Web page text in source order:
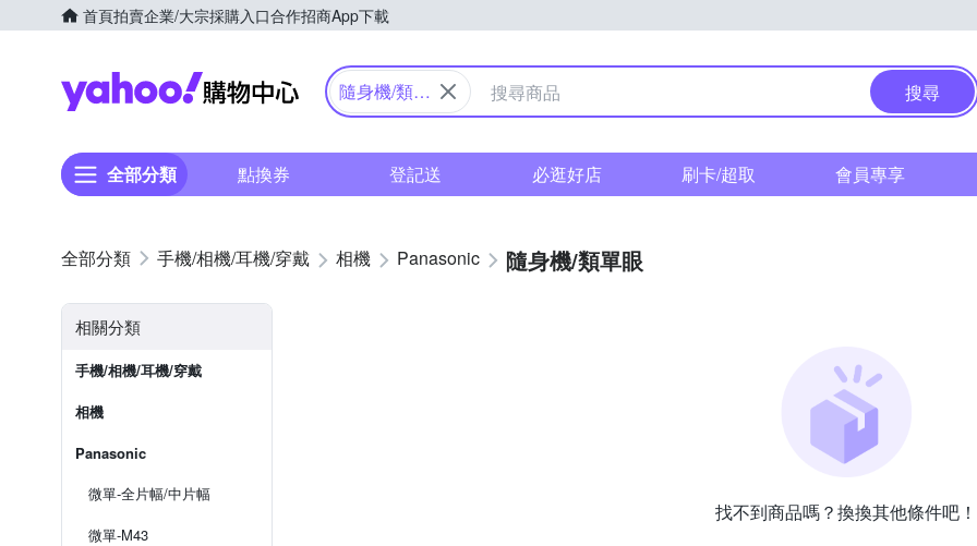
首頁拍賣企業/大宗採購入口合作招商App下載
Yahoo購物中心
隨身機/類單
搜尋
全部分類 點換券 登記送 必逛好店 刷卡/超取 會員專享
手機/相機/耳機/穿戴 相機 Panasonic 隨身機/類單眼
相關分類
手機/相機/耳機/穿戴
相機
Panasonic
微單-全片幅/中片幅
微單-M43
找不到商品嗎？換換其他條件吧！